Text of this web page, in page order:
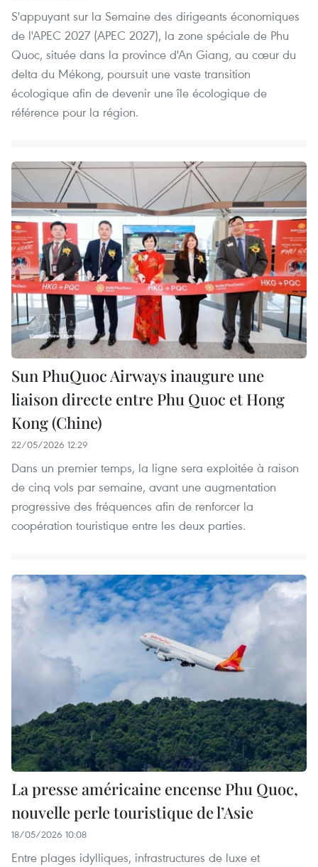
S'appuyant sur la Semaine des dirigeants économiques
de l'APEC 2027 (APEC 2027), la zone spéciale de Phu
Quoc, située dans la province d'An Giang, au cœur du
delta du Mékong, poursuit une vaste transition
écologique afin de devenir une île écologique de
référence pour la région.
Sun PhuQuoc Airways inaugure une
liaison directe entre Phu Quoc et Hong
Kong (Chine)
22/05/2026 12:29
Dans un premier temps, la ligne sera exploitée à raison
de cinq vols par semaine, avant une augmentation
progressive des fréquences afin de renforcer la
coopération touristique entre les deux parties.
La presse américaine encense Phu Quoc,
nouvelle perle touristique de l’Asie
18/05/2026 10:08
Entre plages idylliques, infrastructures de luxe et